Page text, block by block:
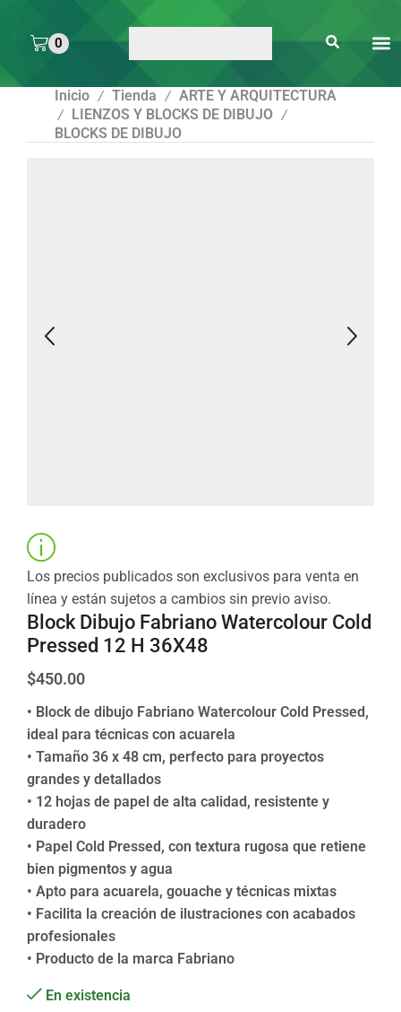
0
Inicio / Tienda / ARTE Y ARQUITECTURA
/ LIENZOS Y BLOCKS DE DIBUJO /
BLOCKS DE DIBUJO
Los precios publicados son exclusivos para venta en
línea y están sujetos a cambios sin previo aviso.
Block Dibujo Fabriano Watercolour Cold
Pressed 12 H 36X48
$450.00
• Block de dibujo Fabriano Watercolour Cold Pressed,
ideal para técnicas con acuarela
• Tamaño 36 x 48 cm, perfecto para proyectos
grandes y detallados
• 12 hojas de papel de alta calidad, resistente y
duradero
• Papel Cold Pressed, con textura rugosa que retiene
bien pigmentos y agua
• Apto para acuarela, gouache y técnicas mixtas
• Facilita la creación de ilustraciones con acabados
profesionales
• Producto de la marca Fabriano
En existencia